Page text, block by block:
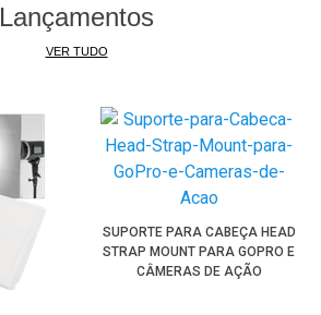
Lançamentos
VER TUDO
SUPORTE PARA CABEÇA HEAD
STRAP MOUNT PARA GOPRO E
CÂMERAS DE AÇÃO